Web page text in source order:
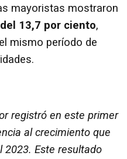
mayoristas mostraron
13,7 por ciento,
mismo período de
registró en este primer
al crecimiento que
2023. Este resultado